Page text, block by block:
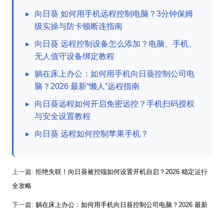
▸
向日葵 如何用手机远程控制电脑？3分钟保姆
级实操与防卡顿断连指南
▸
向日葵 远程控制设备怎么添加？电脑、手机、
无人值守设备绑定教程
▸ 躺在床上办公：如何用手机向日葵控制公司电
脑？2026 最新“懒人”远程指南
▸
向日葵远程如何开启免密远控？手机扫码授权
与安全设置教程
▸ 向日葵 远程如何控制苹果手机？
上一篇: 拒绝失联！向日葵被控端如何设置开机自启？2026 稳定运行
全攻略
下一篇: 躺在床上办公：如何用手机向日葵控制公司电脑？2026 最新